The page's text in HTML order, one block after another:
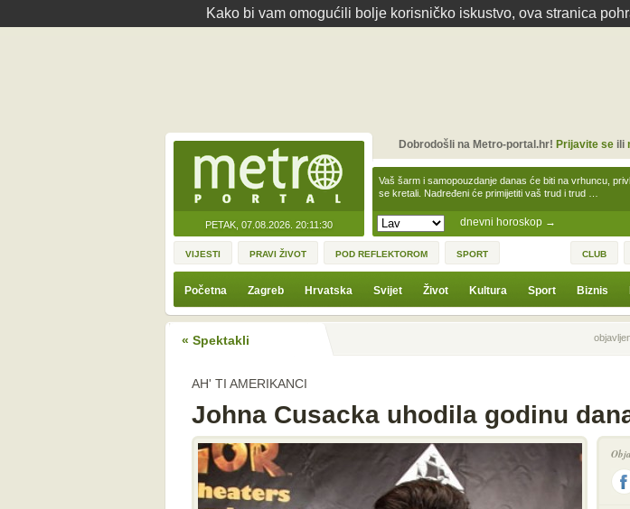
Kako bi vam omogućili bolje korisničko iskustvo, ova stranica
PETAK, 07.08.2026. 20:11:30 dnevni horoskop →
Vaš šarm i samopouzdanje danas će biti na vrhuncu,
se kretali. Nadređeni će primijetiti vaš trud i trud …
Dobrodošli na Metro-portal.hr! Prijavite seili
VIJESTI PRAVI ŽIVOT POD REFLEKTOROM SPORT CLUB
Početna Zagreb Hrvatska Svijet Život Kultura Sport Biznis
« Spektakli
AH' TI AMERIKANCI
Johna Cusacka uhodila godinu